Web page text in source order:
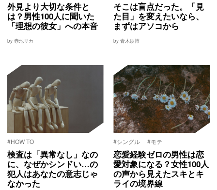
外見より大切な条件と
は？男性100人に聞いた
「理想の彼女」への本音
by 赤池リカ
そこは盲点だった。「見
た目」を変えたいなら、
まずはアソコから
by 青木朋博
#HOW TO
検査は「異常なし」なの
に、なぜかシンドい…の
犯人はあなたの意志じゃ
なかった
#シングル #モテ
恋愛経験ゼロの男性は恋
愛対象になる？女性100人
の声から見えたスキとキ
ライの境界線